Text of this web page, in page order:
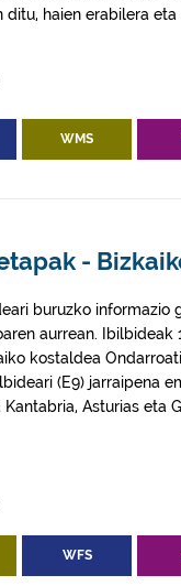
haien erabilera
WMS
-
buruzko
aurrean.
kostaldea
(E9) jarraipena
Asturias eta
WFS